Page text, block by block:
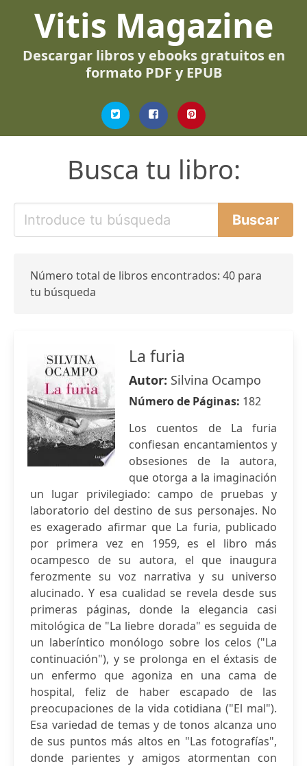
Vitis Magazine
Descargar libros y ebooks gratuitos en
formato PDF y EPUB
Busca tu libro:
Número total de libros encontrados: 40 para
tu búsqueda
La furia
Autor: Silvina Ocampo
Número de Páginas: 182
Los cuentos de La furia
confiesan encantamientos y
obsesiones de la autora,
que otorga a la imaginación
un lugar privilegiado: campo de pruebas y
laboratorio del destino de sus personajes. No
es exagerado afirmar que La furia, publicado
por primera vez en 1959, es el libro más
ocampesco de su autora, el que inaugura
ferozmente su voz narrativa y su universo
alucinado. Y esa cualidad se revela desde sus
primeras páginas, donde la elegancia casi
mitológica de "La liebre dorada" es seguida de
un laberíntico monólogo sobre los celos ("La
continuación"), y se prolonga en el éxtasis de
un enfermo que agoniza en una cama de
hospital, feliz de haber escapado de las
preocupaciones de la vida cotidiana ("El mal").
Esa variedad de temas y de tonos alcanza uno
de sus puntos más altos en "Las fotografías",
donde parientes y amigos atormentan con